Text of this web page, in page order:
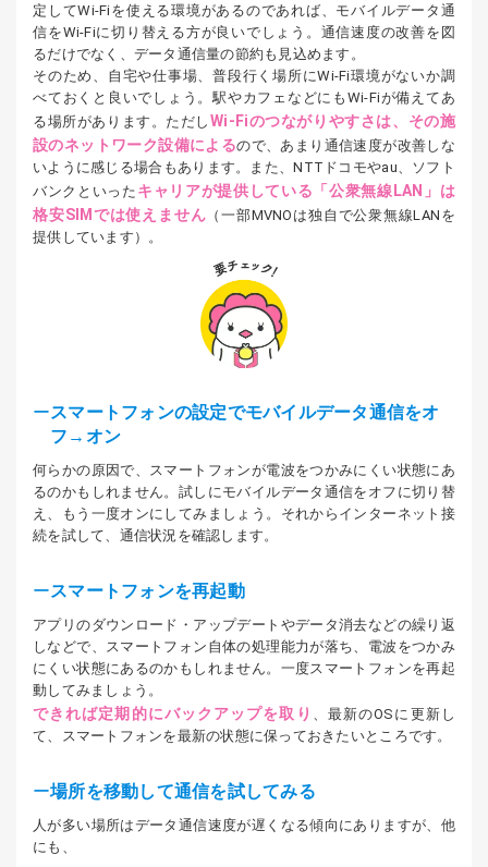
定してWi-Fiを使える環境があるのであれば、モバイルデータ通
信をWi-Fiに切り替える方が良いでしょう。通信速度の改善を図
るだけでなく、データ通信量の節約も見込めます。
そのため、自宅や仕事場、普段行く場所にWi-Fi環境がないか調
べておくと良いでしょう。駅やカフェなどにもWi-Fiが備えてあ
る場所があります。ただしWi-Fiのつながりやすさは、その施
設のネットワーク設備によるので、あまり通信速度が改善しな
いように感じる場合もあります。また、NTTドコモやau、ソフト
バンクといった キャリアが提供している「公衆無線LAN」は
格安SIMでは使えません （一部MVNOは独自で公衆無線LANを
提供しています）。
スマートフォンの設定でモバイルデータ通信をオ
フ→オン
何らかの原因で、スマートフォンが電波をつかみにくい状態にあ
るのかもしれません。試しにモバイルデータ通信をオフに切り替
え、もう一度オンにしてみましょう。それからインターネット接
続を試して、通信状況を確認します。
スマートフォンを再起動
アプリのダウンロード・アップデートやデータ消去などの繰り返
しなどで、スマートフォン自体の処理能力が落ち、電波をつかみ
にくい状態にあるのかもしれません。一度スマートフォンを再起
動してみましょう。
できれば定期的にバックアップを取り
、最新のOSに更新し
て、スマートフォンを最新の状態に保っておきたいところです。
場所を移動して通信を試してみる
人が多い場所はデータ通信速度が遅くなる傾向にありますが、他
にも、